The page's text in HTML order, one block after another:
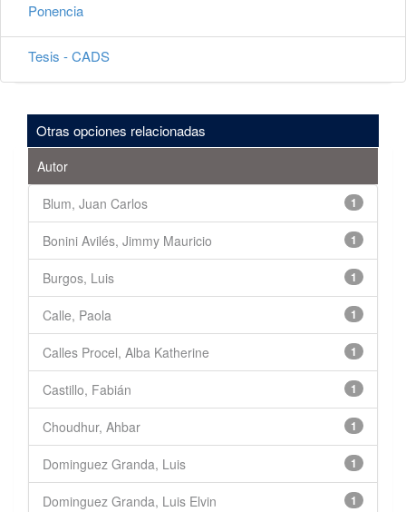
Ponencia
Tesis - CADS
Otras opciones relacionadas
Autor
1
Blum, Juan Carlos
1
Bonini Avilés, Jimmy Mauricio
1
Burgos, Luis
1
Calle, Paola
1
Calles Procel, Alba Katherine
1
Castillo, Fabián
1
Choudhur, Ahbar
1
Dominguez Granda, Luis
1
Dominguez Granda, Luis Elvin